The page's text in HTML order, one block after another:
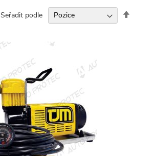
Seřadit podle